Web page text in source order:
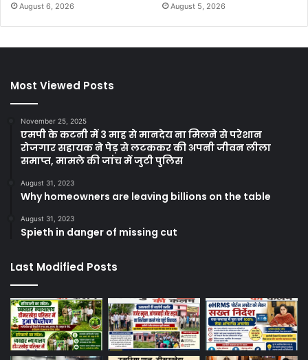
August 6, 2026 August 5, 2026
Most Viewed Posts
November 25, 2025
एमपी के कटनी में 3 माह से मानदेय ना मिलने से परेशान
रोजगार सहायक ने पेड़ से लटककर की अपनी जीवन लीला
समाप्त, मामले की जांच में जुटी पुलिस
August 31, 2023
Why homeowners are leaving billions on the table
August 31, 2023
Spieth in danger of missing cut
Last Modified Posts